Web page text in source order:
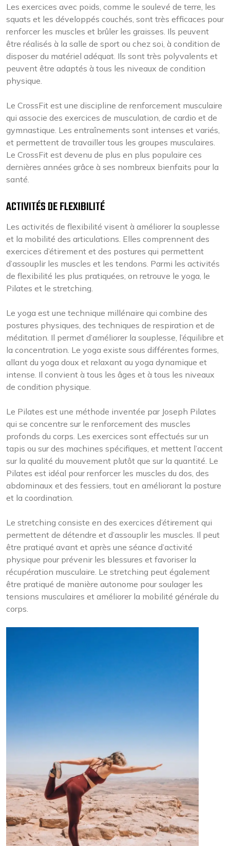
Les exercices avec poids, comme le soulevé de terre, les
squats et les développés couchés, sont très efficaces pour
renforcer les muscles et brûler les graisses. Ils peuvent
être réalisés à la salle de sport ou chez soi, à condition de
disposer du matériel adéquat. Ils sont très polyvalents et
peuvent être adaptés à tous les niveaux de condition
physique.
Le CrossFit est une discipline de renforcement musculaire
qui associe des exercices de musculation, de cardio et de
gymnastique. Les entraînements sont intenses et variés,
et permettent de travailler tous les groupes musculaires.
Le CrossFit est devenu de plus en plus populaire ces
dernières années grâce à ses nombreux bienfaits pour la
santé.
ACTIVITÉS DE FLEXIBILITÉ
Les activités de flexibilité visent à améliorer la souplesse
et la mobilité des articulations. Elles comprennent des
exercices d’étirement et des postures qui permettent
d’assouplir les muscles et les tendons. Parmi les activités
de flexibilité les plus pratiquées, on retrouve le yoga, le
Pilates et le stretching.
Le yoga est une technique millénaire qui combine des
postures physiques, des techniques de respiration et de
méditation. Il permet d’améliorer la souplesse, l’équilibre et
la concentration. Le yoga existe sous différentes formes,
allant du yoga doux et relaxant au yoga dynamique et
intense. Il convient à tous les âges et à tous les niveaux
de condition physique.
Le Pilates est une méthode inventée par Joseph Pilates
qui se concentre sur le renforcement des muscles
profonds du corps. Les exercices sont effectués sur un
tapis ou sur des machines spécifiques, et mettent l’accent
sur la qualité du mouvement plutôt que sur la quantité. Le
Pilates est idéal pour renforcer les muscles du dos, des
abdominaux et des fessiers, tout en améliorant la posture
et la coordination.
Le stretching consiste en des exercices d’étirement qui
permettent de détendre et d’assouplir les muscles. Il peut
être pratiqué avant et après une séance d’activité
physique pour prévenir les blessures et favoriser la
récupération musculaire. Le stretching peut également
être pratiqué de manière autonome pour soulager les
tensions musculaires et améliorer la mobilité générale du
corps.